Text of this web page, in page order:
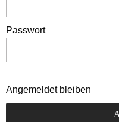
Passwort
Angemeldet bleiben